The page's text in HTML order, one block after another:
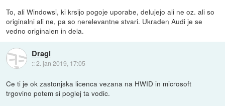
To, ali Windowsi, ki krsijo pogoje uporabe, delujejo ali ne oz. ali so
originalni ali ne, pa so nerelevantne stvari. Ukraden Audi je se
vedno originalen in dela.
Dragi
::2. jan 2019, 17:05
Ce ti je ok zastonjska licenca vezana na HWID in microsoft
trgovino potem si poglej ta vodic.